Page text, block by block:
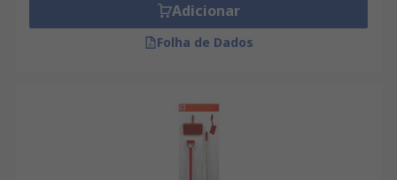
Adicionar
Folha de Dados